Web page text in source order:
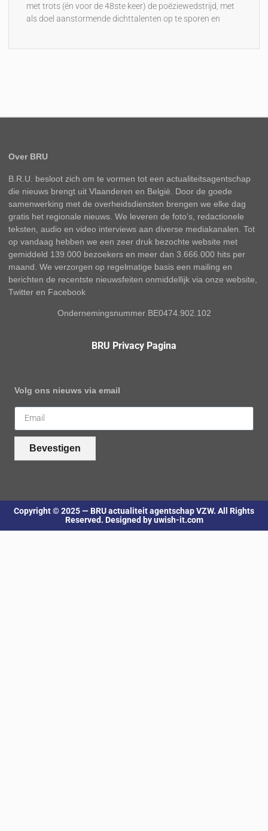
met trots (én voor de 48ste keer) de poëziewedstrijd, met
als doel aanstormende dichttalenten op te sporen en
Over BRU
B.R.U. besloot zich om te vormen tot een actualiteitsagentschap
die nieuws brengt uit Vlaanderen en België. Door de goede
samenwerking met de overheidsdiensten brengen we elke dag
gratis het regionale nieuws. We leveren de foto’s, redactionele
teksten, audio en video interviews aan diverse mediakanalen. Tot
op vandaag hebben we een zeer druk bezochte website met
gemiddeld 139.000 bezoekers en meer dan 3.666.000 hits per
maand. We verzorgen op regelmatige basis een mailing en
berichten de recentste nieuwsfeiten onmiddellijk via onze website,
Twitter en Facebook
Ondernemingsnummer BE0474.902.102
BRU Privacy Pagina
Volg ons nieuws via email
Bevestigen
Copyright © 2025 — BRU actualiteit agentschap VZW. All Rights
Reserved. Designed by uwish-it.com